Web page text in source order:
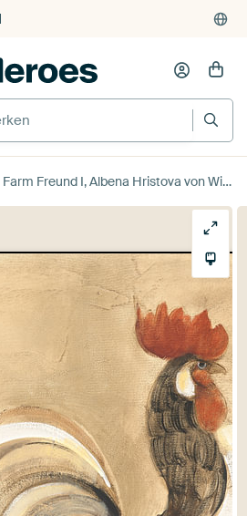
Bestellung
Farm Freund I, Albena Hristova von Wild Apple